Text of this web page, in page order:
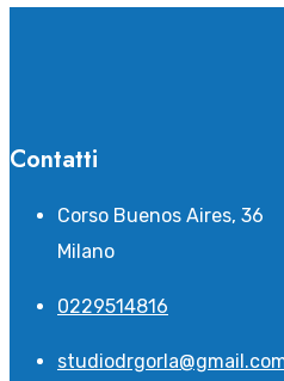
Contatti
Corso Buenos Aires, 36
Milano
0229514816